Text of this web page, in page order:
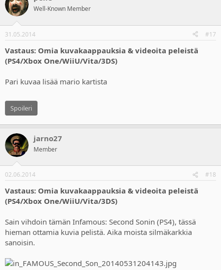
Well-Known Member
31.05.2014 #17
Vastaus: Omia kuvakaappauksia & videoita peleistä
(PS4/Xbox One/WiiU/Vita/3DS)
Pari kuvaa lisää mario kartista
Spoileri
jarno27
Member
02.06.2014 #18
Vastaus: Omia kuvakaappauksia & videoita peleistä
(PS4/Xbox One/WiiU/Vita/3DS)
Sain vihdoin tämän Infamous: Second Sonin (PS4), tässä
hieman ottamia kuvia pelistä. Aika moista silmäkarkkia
sanoisin.